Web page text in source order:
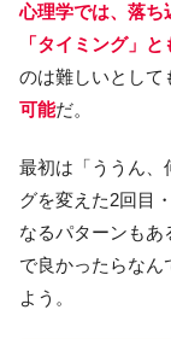
心理学では、落ち
「タイミング」と
のは難しいとして
可能だ。
最初は「ううん、
グを変えた2回目
なるパターンもあ
で良かったらなん
よう。